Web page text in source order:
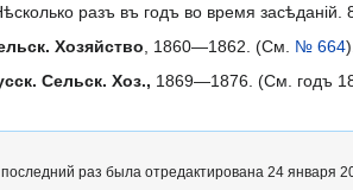
разъ въ годъ во время засѣданій.
Хозяйство , 1860—1862. (См. № 664).
Сельск. Хоз., 1869—1876. (См. годъ
раз была отредактирована 24 января